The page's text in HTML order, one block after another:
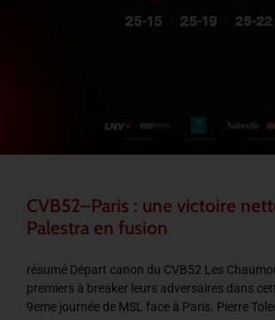
CVB52–Paris : une victoire
Palestra en fusion
résumé Départ canon du CVB52 Les
premiers à breaker leurs adversaires dans
9eme journée de MSL face à Paris. Pierre